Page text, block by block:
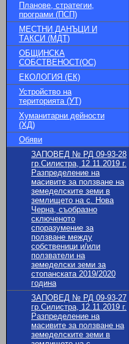
Планове, стратегии,
програми (ПСП)
МЕСТНИ ДАНЪЦИ И
ТАКСИ (МДТ)
ОБЩИНСКА
СОБСТВЕНОСТ(ОС)
ЕКОЛОГИЯ (ЕК)
Устройство на
територията (УТ)
Хуманитарни дейности
(ХД)
Обяви
ЗАПОВЕД № РД 09-93-28
гр.Силистра, 12.11.2019 г.
Разпределение на
масивите за ползване на
земеделските земи в
землището на с. Нова
Черна, съобразно
сключеното
споразумение за
ползване между
собственици и/или
ползватели на
земеделски земи за
стопанската 2019/2020
година
ЗАПОВЕД № РД 09-93-27
гр.Силистра, 12.11.2019 г.
Разпределение на
масивите за ползване на
земеделските земи в